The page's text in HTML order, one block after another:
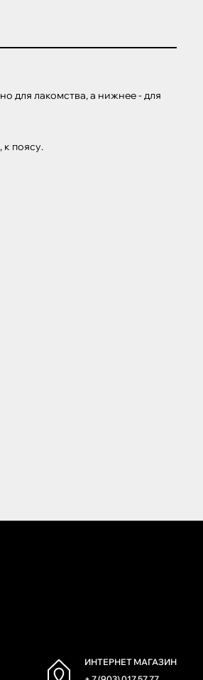
для лакомства, а нижнее - для
поясу.
ИНТЕРНЕТ МАГАЗИН